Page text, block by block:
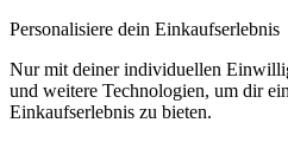
Personalisiere dein Einkaufserlebnis
Nur mit deiner individuellen
und weitere Technologien, um dir
Einkaufserlebnis zu bieten.